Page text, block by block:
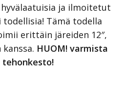
ja ilmoitetut
Tämä todella
erittäin järeiden 12″,
kanssa. HUOM! varmista